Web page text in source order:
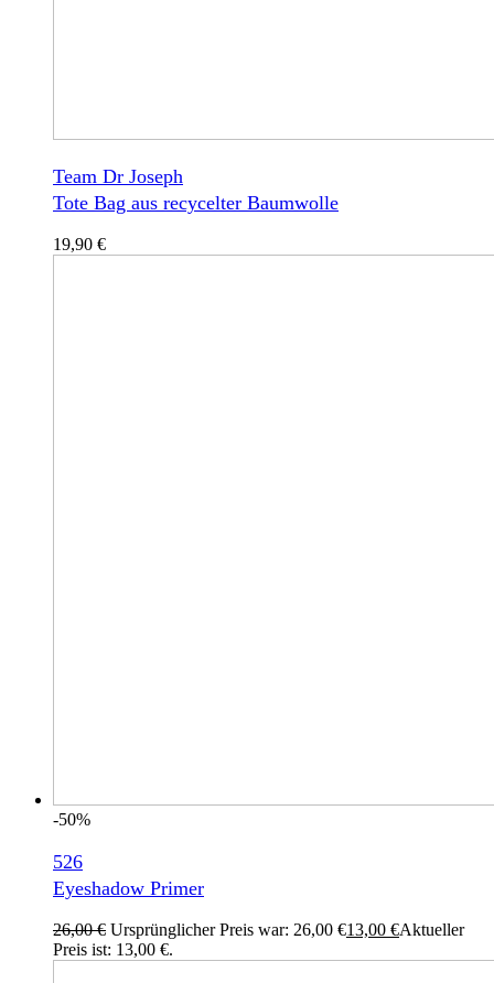
Team Dr Joseph
Tote Bag aus recycelter Baumwolle
19,90 €
-50%
526
Eyeshadow Primer
26,00€ Ursprünglicher Preis war: 26,00 €13,00 €Aktueller
Preis ist: 13,00 €.